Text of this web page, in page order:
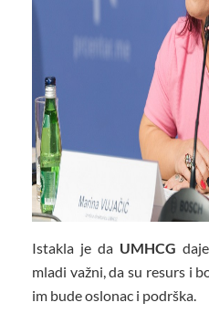
Istakla je da UMHCG
mladi važni, da su resurs i
im bude oslonac i podrška.